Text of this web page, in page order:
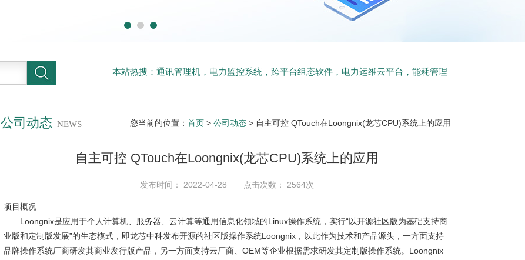
本站热搜：通讯管理机，电力监控系统，跨平台组态软件，电力运维云平台，能耗管理
公司动态 NEWS 您当前的位置： 首页 > 公司动态 > 自主可控 QTouch在Loongnix(龙芯CPU)系统上的应用
自主可控 QTouch在Loongnix(龙芯CPU)系统上的应用
发布时间： 2022-04-28 点击次数： 2564次
项目概况
Loongnix是应用于个人计算机、服务器、云计算等通用信息化领域的Linux操作系统，实行“以开源社区版为基础支持商
业版和定制版发展”的生态模式，即龙芯中科发布开源的社区版操作系统Loongnix，以此作为技术和产品源头，一方面支持
品牌操作系统厂商研发其商业发行版产品，另一方面支持云厂商、OEM等企业根据需求研发其定制版操作系统。Loongnix